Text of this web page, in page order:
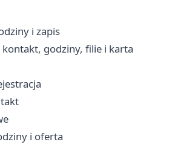
i zapis
kontakt, godziny, filie i karta
i oferta